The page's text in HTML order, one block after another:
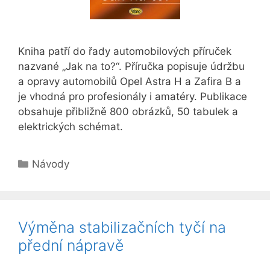
Kniha patří do řady automobilových příruček
nazvané „Jak na to?“. Příručka popisuje údržbu
a opravy automobilů Opel Astra H a Zafira B a
je vhodná pro profesionály i amatéry. Publikace
obsahuje přibližně 800 obrázků, 50 tabulek a
elektrických schémat.
Rubriky
Návody
Výměna stabilizačních tyčí na
přední nápravě